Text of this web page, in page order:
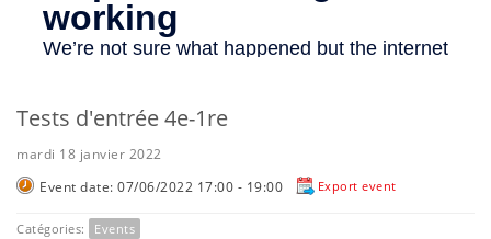
Tests d'entrée 4e-1re
mardi 18 janvier 2022
Event date: 07/06/2022 17:00 - 19:00
Export event
Catégories:
Events